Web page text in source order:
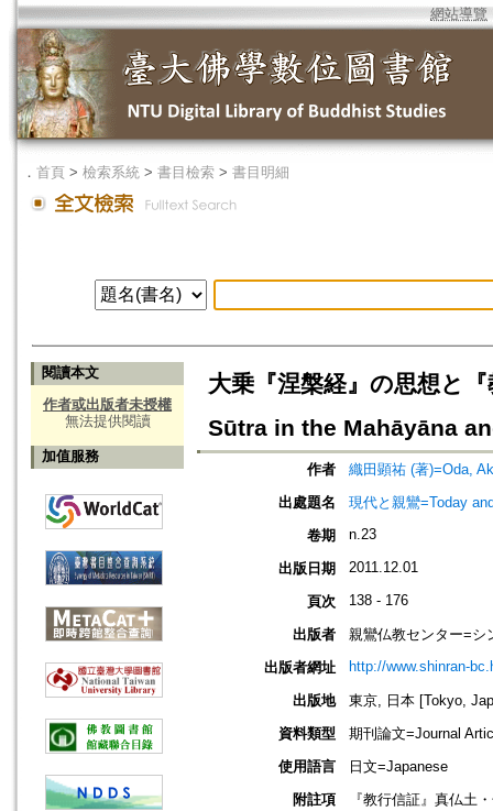
網站導覽
． 首頁 > 檢索系統 > 書目檢索 > 書目明細
閱讀本文
作者或出版者未授權
無法提供閱讀
加值服務
大乗『涅槃経』の思想と
Sūtra in the Mahāyāna
作者
織田顕祐 (著)=Oda,
出處題名
現代と親鸞=Today
卷期
n.23
出版日期 2011.12.01
頁次 138 - 176
出版者
親鸞仏教センター=シ
出版者網址
http://www.shinran-
出版地
東京, 日本 [Tokyo,
資料類型
期刊論文=Journal
使用語言
日文=Japanese
附註項
『教行信証』真仏土